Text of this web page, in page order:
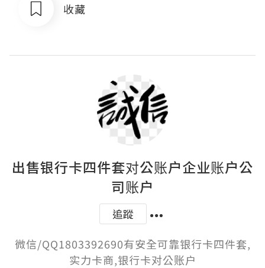
收藏
出售银行卡四件套对公账户企业账户公
司账户
追蹤
微信/QQ1803392690有安全可靠银行卡四件套,
实力卡商,银行卡对公账户